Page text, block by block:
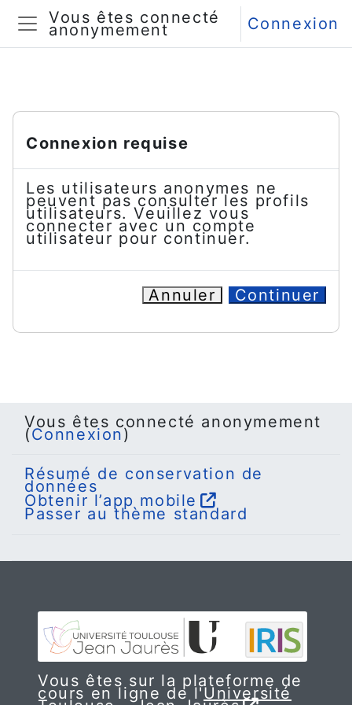
Passer au contenu principal
Panneau latéral
Vous êtes connecté
anonymement Connexion
Connexion requise
Les utilisateurs anonymes ne
peuvent pas consulter les profils
utilisateurs. Veuillez vous
connecter avec un compte
utilisateur pour continuer.
Annuler Continuer
Vous êtes connecté anonymement
(Connexion)
Résumé de conservation de
données
Obtenir l’app mobile
Passer au thème standard
Vous êtes sur la plateforme de
cours en ligne de l'Université